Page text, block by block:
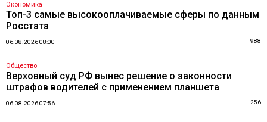
Экономика
Топ-3 самые высокооплачиваемые сферы по данным
Росстата
06.08.2026 08:00 988
Общество
Верховный суд РФ вынес решение о законности
штрафов водителей с применением планшета
06.08.2026 07:56 256